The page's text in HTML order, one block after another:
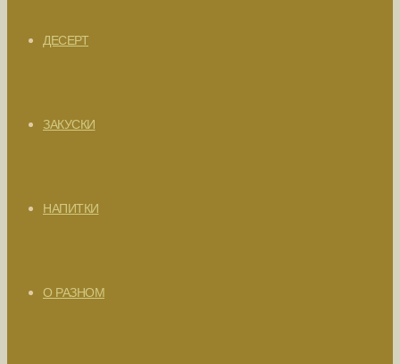
ДЕСЕРТ
ЗАКУСКИ
НАПИТКИ
О РАЗНОМ